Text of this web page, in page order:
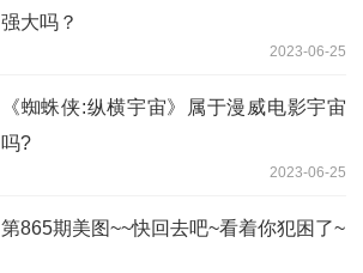
强大吗？
2023-06-25
《蜘蛛侠:纵横宇宙》属于漫威电影宇宙
吗?
2023-06-25
第865期美图~~快回去吧~看着你犯困了~